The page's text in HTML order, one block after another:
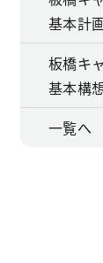
基本計
板橋キ
基本構
一覧へ